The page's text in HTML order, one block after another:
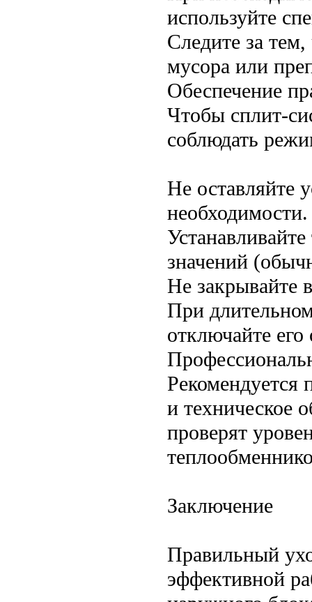
используйте
Следите за
мусора или
Обеспечение
Чтобы сплит-
соблюдать
Не оставляйте
необходимости.
значений
Не закрывайте
При
отключайте его
Рекомендуется
и техническое
проверят
Заключение
Правильный
эффективной